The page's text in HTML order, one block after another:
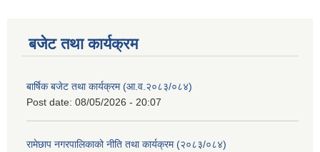
बजेट तथा कार्यक्रम
बार्षिक बजेट तथा कार्यक्रम (आ.व.२०८३/०८४)
Post date: 08/05/2026 - 20:07
रामेछाप नगरपालिकाको नीति तथा कार्यक्रम (२०८३/०८४)